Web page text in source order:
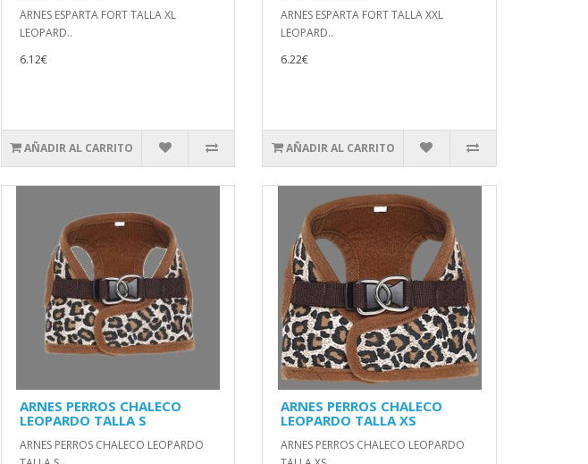
ARNES ESPARTA FORT TALLA XL
LEOPARD..
6.12€
AÑADIR AL CARRITO
ARNES ESPARTA FORT TALLA XXL
LEOPARD..
6.22€
AÑADIR AL CARRITO
ARNES PERROS CHALECO
LEOPARDO TALLA S
ARNES PERROS CHALECO LEOPARDO
ARNES PERROS CHALECO
LEOPARDO TALLA XS
ARNES PERROS CHALECO LEOPARDO